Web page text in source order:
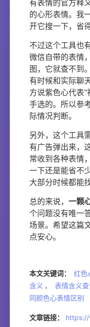
有表情的官方释
的心形表情。我
开它搜一下，省
不过这个工具也
微信自带的表情
图，它就查不到
有时候和实际聊
方说紫色心代表
手选的。所以参
际情况判断。
另外，这个工具
有广告弹出来，
常收到各种表情
一下还是能省不
大部分时候都能
总的来说， 一颗
个问题没有唯一
场景。希望这篇
点安心。
本文关键词： 红色
含义 ， 表情含义
同颜色心表情区别
文章链接：